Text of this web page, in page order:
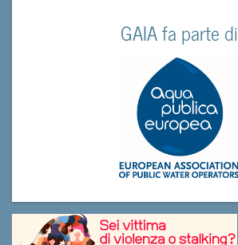
GAIA fa parte di